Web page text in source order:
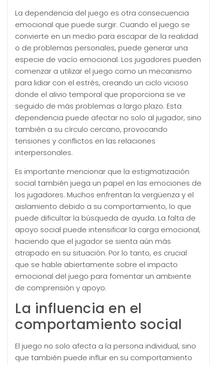
La dependencia del juego es otra consecuencia
emocional que puede surgir. Cuando el juego se
convierte en un medio para escapar de la realidad
o de problemas personales, puede generar una
especie de vacío emocional. Los jugadores pueden
comenzar a utilizar el juego como un mecanismo
para lidiar con el estrés, creando un ciclo vicioso
donde el alivio temporal que proporciona se ve
seguido de más problemas a largo plazo. Esta
dependencia puede afectar no solo al jugador, sino
también a su círculo cercano, provocando
tensiones y conflictos en las relaciones
interpersonales.
Es importante mencionar que la estigmatización
social también juega un papel en las emociones de
los jugadores. Muchos enfrentan la vergüenza y el
aislamiento debido a su comportamiento, lo que
puede dificultar la búsqueda de ayuda. La falta de
apoyo social puede intensificar la carga emocional,
haciendo que el jugador se sienta aún más
atrapado en su situación. Por lo tanto, es crucial
que se hable abiertamente sobre el impacto
emocional del juego para fomentar un ambiente
de comprensión y apoyo.
La influencia en el
comportamiento social
El juego no solo afecta a la persona individual, sino
que también puede influir en su comportamiento